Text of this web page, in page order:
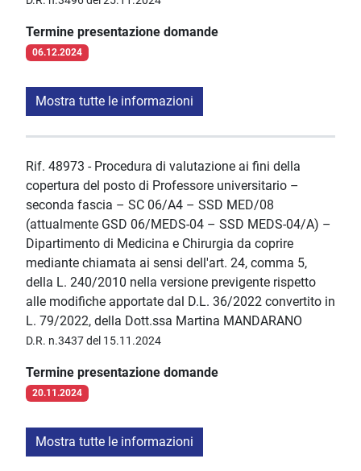
Termine presentazione domande
06.12.2024
Mostra tutte le informazioni
Rif. 48973 - Procedura di valutazione ai fini della
copertura del posto di Professore universitario –
seconda fascia – SC 06/A4 – SSD MED/08
(attualmente GSD 06/MEDS-04 – SSD MEDS-04/A) –
Dipartimento di Medicina e Chirurgia da coprire
mediante chiamata ai sensi dell'art. 24, comma 5,
della L. 240/2010 nella versione previgente rispetto
alle modifiche apportate dal D.L. 36/2022 convertito in
L. 79/2022, della Dott.ssa Martina MANDARANO
D.R. n.3437 del 15.11.2024
Termine presentazione domande
20.11.2024
Mostra tutte le informazioni